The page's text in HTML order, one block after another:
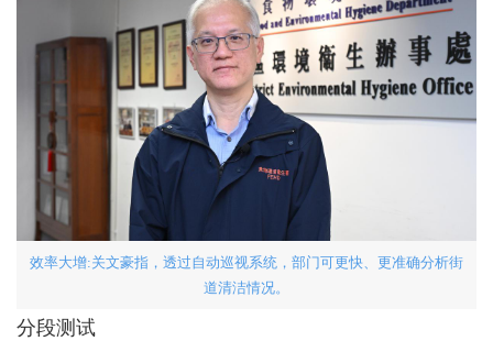
效率大增:关文豪指，透过自动巡视系统，部门可更快、更准确分析街
道清洁情况。
分段测试